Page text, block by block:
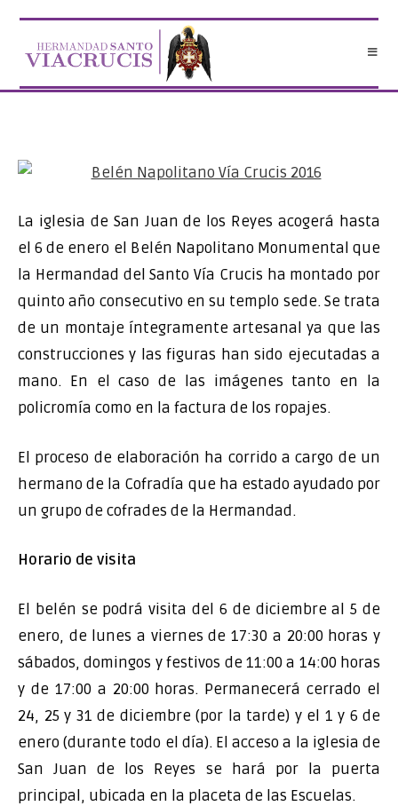
contenido
La iglesia de San Juan de los Reyes acogerá hasta
el 6 de enero el Belén Napolitano Monumental que
la Hermandad del Santo Vía Crucis ha montado por
quinto año consecutivo en su templo sede. Se trata
de un montaje íntegramente artesanal ya que las
construcciones y las figuras han sido ejecutadas a
mano. En el caso de las imágenes tanto en la
policromía como en la factura de los ropajes.
El proceso de elaboración ha corrido a cargo de un
hermano de la Cofradía que ha estado ayudado por
un grupo de cofrades de la Hermandad.
Horario de visita
El belén se podrá visita del 6 de diciembre al 5 de
enero, de lunes a viernes de 17:30 a 20:00 horas y
sábados, domingos y festivos de 11:00 a 14:00 horas
y de 17:00 a 20:00 horas. Permanecerá cerrado el
24, 25 y 31 de diciembre (por la tarde) y el 1 y 6 de
enero (durante todo el día). El acceso a la iglesia de
San Juan de los Reyes se hará por la puerta
principal, ubicada en la placeta de las Escuelas.